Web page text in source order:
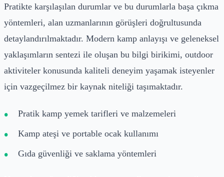
Pratikte karşılaşılan durumlar ve bu durumlarla başa çıkma
yöntemleri, alan uzmanlarının görüşleri doğrultusunda
detaylandırılmaktadır. Modern kamp anlayışı ve geleneksel
yaklaşımların sentezi ile oluşan bu bilgi birikimi, outdoor
aktiviteler konusunda kaliteli deneyim yaşamak isteyenler
için vazgeçilmez bir kaynak niteliği taşımaktadır.
Pratik kamp yemek tarifleri ve malzemeleri
Kamp ateşi ve portable ocak kullanımı
Gıda güvenliği ve saklama yöntemleri